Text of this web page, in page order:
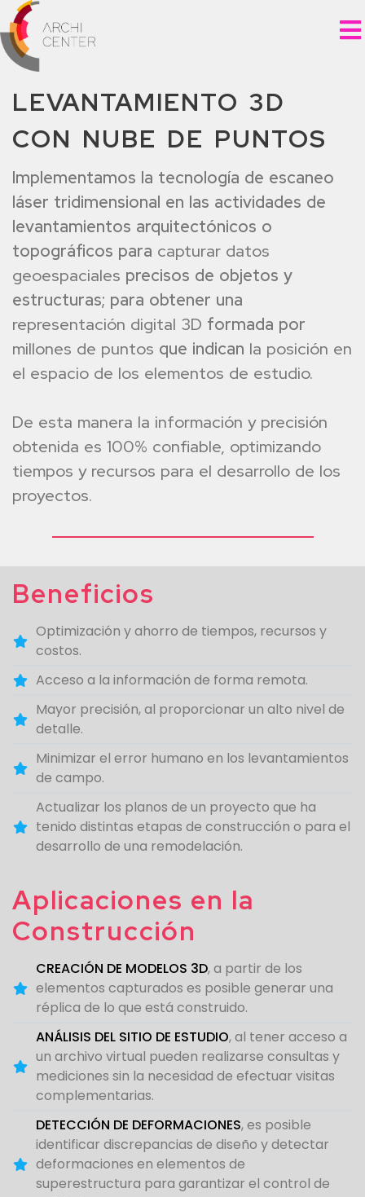
LEVANTAMIENTO 3D
CON NUBE DE PUNTOS
Implementamos la tecnología de escaneo
láser tridimensional en las actividades de
levantamientos arquitectónicos o
topográficos para capturar datos
geoespaciales precisos de objetos y
estructuras; para obtener una
representación digital 3D formada por
millones de puntos que indican la posición en
el espacio de los elementos de estudio.
De esta manera la información y precisión
obtenida es 100% confiable, optimizando
tiempos y recursos para el desarrollo de los
proyectos.
Beneficios
Optimización y ahorro de tiempos, recursos y
costos.
Acceso a la información de forma remota.
Mayor precisión, al proporcionar un alto nivel de
detalle.
Minimizar el error humano en los levantamientos
de campo.
Actualizar los planos de un proyecto que ha
tenido distintas etapas de construcción o para el
desarrollo de una remodelación.
Aplicaciones en la
Construcción
CREACIÓN DE MODELOS 3D, a partir de los
elementos capturados es posible generar una
réplica de lo que está construido.
ANÁLISIS DEL SITIO DE ESTUDIO, al tener acceso a
un archivo virtual pueden realizarse consultas y
mediciones sin la necesidad de efectuar visitas
complementarias.
DETECCIÓN DE DEFORMACIONES, es posible
identificar discrepancias de diseño y detectar
deformaciones en elementos de
superestructura para garantizar el control de